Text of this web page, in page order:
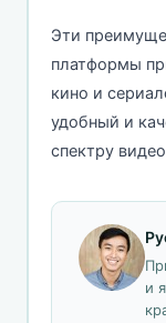
Эти
платформы
кино и
удобный и
спектру
и